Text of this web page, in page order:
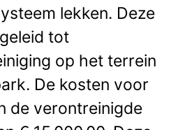
lekken. Deze
tot
op het terrein
De kosten voor
de verontreinigde